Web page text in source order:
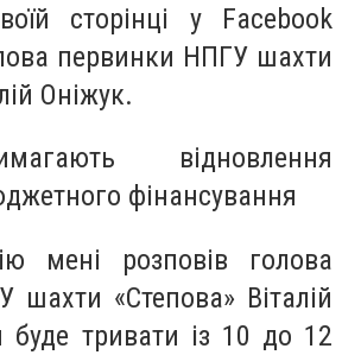
сторінці у Facebook
первинки НПГУ шахти
Оніжук.
відновлення
фінансування
мені розповів голова
шахти «Степова» Віталій
тривати із 10 до 12